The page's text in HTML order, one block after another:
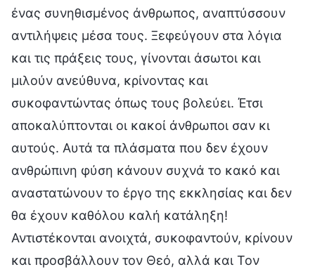
ένας συνηθισμένος άνθρωπος, αναπτύσσουν
αντιλήψεις μέσα τους. Ξεφεύγουν στα λόγια
και τις πράξεις τους, γίνονται άσωτοι και
μιλούν ανεύθυνα, κρίνοντας και
συκοφαντώντας όπως τους βολεύει. Έτσι
αποκαλύπτονται οι κακοί άνθρωποι σαν κι
αυτούς. Αυτά τα πλάσματα που δεν έχουν
ανθρώπινη φύση κάνουν συχνά το κακό και
αναστατώνουν το έργο της εκκλησίας και δεν
θα έχουν καθόλου καλή κατάληξη!
Αντιστέκονται ανοιχτά, συκοφαντούν, κρίνουν
και προσβάλλουν τον Θεό, αλλά και Τον